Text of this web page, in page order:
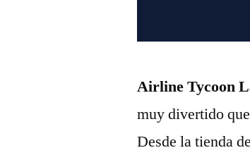
Airline Tycoon
muy divertido
Desde la tienda